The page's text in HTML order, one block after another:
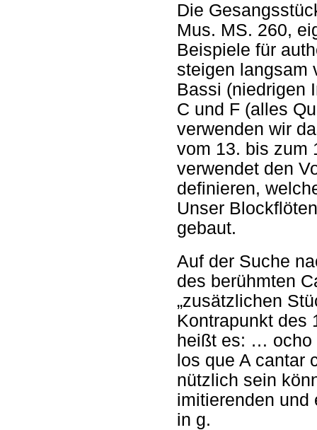
Die
Mus. MS. 260,
Beispiele für
steigen langsam
Bassi (niedrigen
C und F (alles
verwenden wir
vom 13. bis zum
verwendet den
definieren,
Unser
gebaut.
Auf der Suche
des berühmten
„zusätzlichen
Kontrapunkt des
heißt es: … ocho
los que A cantar
nützlich sein
imitierenden und
in g.